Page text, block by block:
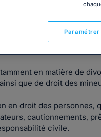
au barreau de
en matière de
que de droit des
en droit des personnes,
cautionnements,
civile.
Paramétrer